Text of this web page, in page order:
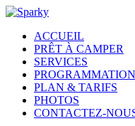
ACCUEIL
PRÊT À CAMPER
SERVICES
PLAN & TARIFS
PHOTOS
CONTACTEZ-